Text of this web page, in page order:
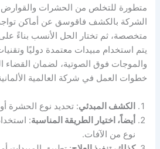
متطورة للتخلص من الحشرات والقوارض
الشركة بالكشف فاقوسق عن أماكن
متخصصة، ثم تختار الحل الأنسب بناءً
يتم استخدام مبيدات معتمدة دوليًا
والموجات فوق الصوتية، لضمان القضاء
خطوات العمل في شركة العالمية
الكشف المبدئي: تحديد نوع الحشرة
أيضاً، اختيار الطريقة المناسبة:
نوع من الآفات.